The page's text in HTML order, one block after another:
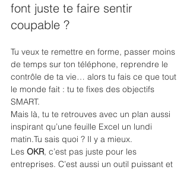
font juste te faire sentir
coupable ?
Tu veux te remettre en forme, passer moins
de temps sur ton téléphone, reprendre le
contrôle de ta vie… alors tu fais ce que tout
le monde fait : tu te fixes des objectifs
SMART.
Mais là, tu te retrouves avec un plan aussi
inspirant qu’une feuille Excel un lundi
matin.Tu sais quoi ? Il y a mieux.
Les OKR, c’est pas juste pour les
entreprises. C’est aussi un outil puissant et